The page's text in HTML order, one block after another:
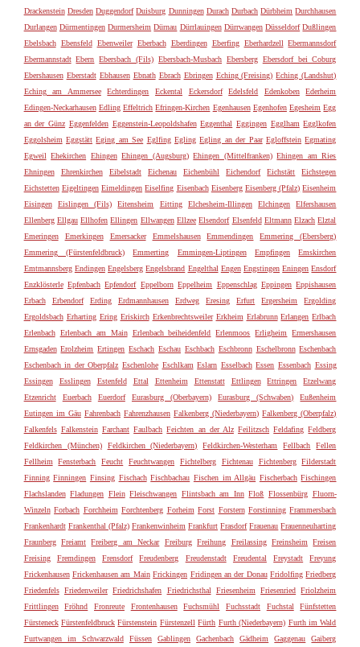
Drackenstein Dresden Duggendorf Duisburg Dunningen Durach Durbach Dürbheim Durchhausen
Durlangen Dürmentingen Durmersheim Dürnau Dürrlauingen Dürrwangen Düsseldorf Dußlingen
Ebelsbach Ebensfeld Ebenweiler Eberbach Eberdingen Eberfing Eberhardzell Ebermannsdorf
Ebermannstadt Ebern Ebersbach (Fils) Ebersbach-Musbach Ebersberg Ebersdorf bei Coburg
Ebershausen Eberstadt Ebhausen Ebnath Ebrach Ebringen Eching (Freising) Eching (Landshut)
Eching am Ammersee
Echterdingen Eckental Eckersdorf Edelsfeld Edenkoben
Ederheim
Edingen-Neckarhausen Edling Effeltrich Efringen-Kirchen Egenhausen Egenhofen Egesheim Egg
an der Günz Eggenfelden Eggenstein-Leopoldshafen Eggenthal Eggingen Egglham Egglkofen
Eggolsheim Eggstätt Eging am See Eglfing Egling Egling an der Paar Egloffstein Egmating
Egweil Ehekirchen Ehingen Ehingen (Augsburg) Ehingen (Mittelfranken) Ehingen am Ries
Ehningen
Ehrenkirchen Eibelstadt Eichenau Eichenbühl Eichendorf Eichstätt
Eichstegen
Eichstetten Eigeltingen Eimeldingen Eiselfing Eisenbach Eisenberg Eisenberg (Pfalz) Eisenheim
Eisingen
Eislingen (Fils) Eitensheim Eitting Elchesheim-Illingen Elchingen
Elfershausen
Ellenberg Ellgau Ellhofen Ellingen Ellwangen Ellzee Elsendorf Elsenfeld Eltmann Elzach Elztal
Emeringen
Emerkingen Emersacker Emmelshausen Emmendingen
Emmering (Ebersberg)
Emmering (Fürstenfeldbruck)
Emmerting Emmingen-Liptingen Empfingen
Emskirchen
Emtmannsberg Endingen Engelsberg Engelsbrand Engelthal Engen Engstingen Eningen Ensdorf
Enzklösterle Epfenbach Epfendorf Eppelborn Eppelheim Eppenschlag Eppingen Eppishausen
Erbach
Erbendorf Erding Erdmannhausen Erdweg Eresing Erfurt Ergersheim
Ergolding
Ergoldsbach Erharting Ering Eriskirch Erkenbrechtsweiler Erkheim Erlabrunn Erlangen Erlbach
Erlenbach Erlenbach am Main Erlenbach beiheidenfeld Erlenmoos Erligheim
Ermershausen
Ernsgaden Erolzheim Ertingen Eschach Eschau Eschbach Eschbronn Eschelbronn Eschenbach
Eschenbach in der Oberpfalz Eschenlohe Eschlkam Eslarn Esselbach Essen Essenbach Essing
Essingen
Esslingen Estenfeld Ettal Ettenheim Ettenstatt Ettlingen Ettringen
Etzelwang
Etzenricht
Euerbach Euerdorf Eurasburg (Oberbayern) Eurasburg (Schwaben)
Eußenheim
Eutingen im Gäu Fahrenbach Fahrenzhausen Falkenberg (Niederbayern) Falkenberg (Oberpfalz)
Falkenfels Falkenstein Farchant Faulbach Feichten an der Alz Feilitzsch Feldafing Feldberg
Feldkirchen (München)
Feldkirchen (Niederbayern) Feldkirchen-Westerham Fellbach
Fellen
Fellheim
Fensterbach Feucht Feuchtwangen Fichtelberg Fichtenau Fichtenberg
Filderstadt
Finning Finningen Finsing Fischach Fischbachau Fischen im Allgäu Fischerbach Fischingen
Flachslanden Fladungen Flein Fleischwangen Flintsbach am Inn Floß Flossenbürg Fluorn-
Winzeln Forbach Forchheim Forchtenberg Forheim Forst Forstern Forstinning Frammersbach
Frankenhardt Frankenthal (Pfalz) Frankenwinheim Frankfurt Frasdorf Frauenau Frauenneuharting
Fraunberg Freiamt Freiberg am Neckar Freiburg Freihung Freilassing Freinsheim
Freisen
Freising
Fremdingen Frensdorf Freudenberg Freudenstadt Freudental Freystadt
Freyung
Frickenhausen Frickenhausen am Main Frickingen Fridingen an der Donau Fridolfing Friedberg
Friedenfels Friedenweiler Friedrichshafen Friedrichsthal Friesenheim Friesenried Friolzheim
Frittlingen
Fröhnd Fronreute Frontenhausen Fuchsmühl Fuchsstadt Fuchstal
Fünfstetten
Fürsteneck Fürstenfeldbruck Fürstenstein Fürstenzell Fürth Furth (Niederbayern) Furth im Wald
Furtwangen im Schwarzwald
Füssen Gablingen Gachenbach Gädheim Gaggenau
Gaiberg